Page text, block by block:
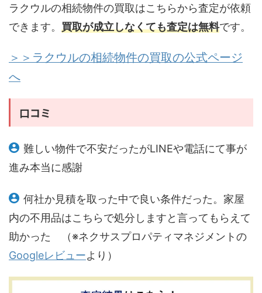
ラクウルの相続物件の買取はこちらから査定が依頼
できます。 買取が成立しなくても査定は無料です。
＞＞ラクウルの相続物件の買取の公式ページ
へ
口コミ
難しい物件で不安だったがLINEや電話にて事が
進み本当に感謝
何社か見積を取った中で良い条件だった。家屋
内の不用品はこちらで処分しますと言ってもらえて
助かった （※ネクサスプロパティマネジメントの
Googleレビューより）